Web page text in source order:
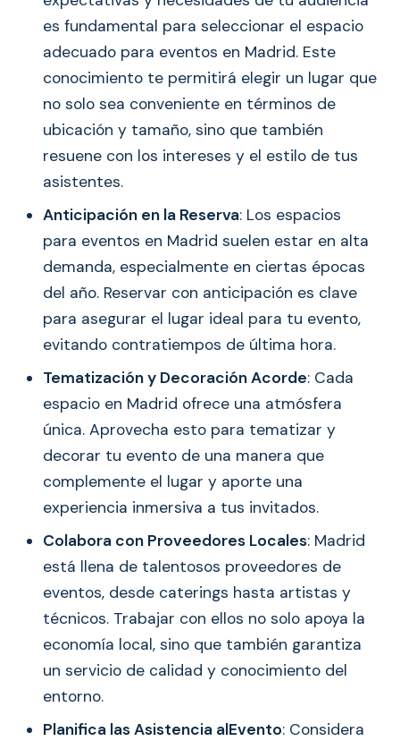
es fundamental para seleccionar el espacio
adecuado para eventos en Madrid. Este
conocimiento te permitirá elegir un lugar que
no solo sea conveniente en términos de
ubicación y tamaño, sino que también
resuene con los intereses y el estilo de tus
asistentes.
Anticipación en la Reserva: Los espacios
para eventos en Madrid suelen estar en alta
demanda, especialmente en ciertas épocas
del año. Reservar con anticipación es clave
para asegurar el lugar ideal para tu evento,
evitando contratiempos de última hora.
Tematización y Decoración Acorde: Cada
espacio en Madrid ofrece una atmósfera
única. Aprovecha esto para tematizar y
decorar tu evento de una manera que
complemente el lugar y aporte una
experiencia inmersiva a tus invitados.
Colabora con Proveedores Locales: Madrid
está llena de talentosos proveedores de
eventos, desde caterings hasta artistas y
técnicos. Trabajar con ellos no solo apoya la
economía local, sino que también garantiza
un servicio de calidad y conocimiento del
entorno.
Planifica las Asistencia alEvento: Considera